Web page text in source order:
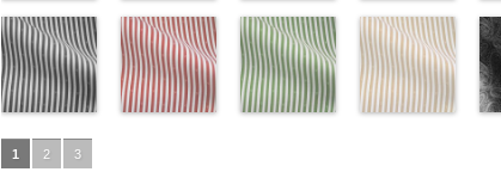
Macolina、
NUDE、
pinkywolman
0
Macolina、
NUDE、
pinkywolman
0
Macolina、
NUDE、
pinkywolman
0
0
100％
DOLCELABY
6000
100％
DOLCELABY
6000
リエステル
100％
DOLCELABY
6000
リエステル
100％
DOLCELABY
6000
テ
AK203-51 レ
ッド 花柄 キ
ュプラ100％
DOLCELABY、
6000
AK203-50 ネ
イビー 花柄
キュプラ
100％
AK203-31 グ
レー 花柄 キ
ュプラ100％
DOLCELABY、
AK203-29 オ
レンジ
花柄
キュプラ
100％
リ
キ
ンク(AK201-
53/LT)
http://www.anys.co.jp/wp-
content/uploads/2013/05/ak201-
AK201-53
ピ
レー(AK201-
52/LT)
http://www.anys.co.jp/wp-
content/uploads/2013/04/ak201-
イビー
(AK201-
50/LT)
http://www.anys.co.jp/wp-
エロー
(AK201-
34/LT)
http://
ー
ライプブラッ
1 2 3